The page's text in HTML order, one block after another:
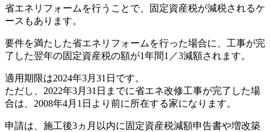
省エネリフォームを行うことで、固定資産税が減税されるケ
ースもあります。
要件を満たした省エネリフォームを行った場合に、工事が完
了した翌年の固定資産税の額が1年間1／3減額されます。
適用期限は2024年3月31日です。
ただし、2022年3月31日までに省エネ改修工事が完了した場
合は、2008年4月1日より前に所在する家になります。
申請は、施工後3ヵ月以内に固定資産税減額申告書や増改築